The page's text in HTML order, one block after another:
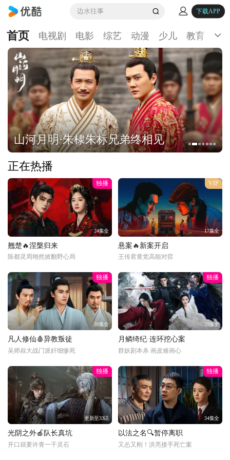
边水往事 下载APP
首页 电视剧 电影 综艺 动漫 少儿 教育 生
山河月明·朱棣朱标兄弟终相见
正在热播
独播
24集全
翘楚🔥涅槃归来
陈都灵周翊然掀翻野心局
VIP
17集全
悬案🔥新案开启
王传君黄觉高能对弈
独播
30集全
凡人修仙🩸异教叛徒
吴师叔大战门派奸细惨死
独播
29集全
月鳞绮纪·连环挖心案
群妖剧本杀 画皮难画心
独播
更新至33话
光阴之外🍎队长真坑
开口就要许青一千灵石
独播
34集全
以法之名🔍暂停离职
又怂又刚！洪亮接手死亡案